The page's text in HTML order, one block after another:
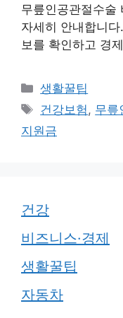
무릎인공관절수술
자세히 안내합니
보를 확인하고 경
카
테
리
생활꿀팁
태
그
건강보험, 무릎
지원금
건강
비즈니스·경제
생활꿀팁
자동차